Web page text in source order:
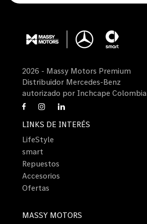
2026 - Massy Motors Premium
Distribuidor Mercedes-Benz
autorizado por Inchcape Colombia
LINKS DE INTERÉS
LifeStyle
smart
Repuestos
Accesorios
Ofertas
MASSY MOTORS